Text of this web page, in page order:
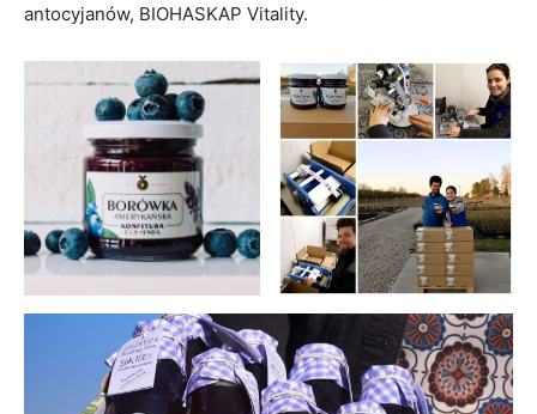
antocyjanów, BIOHASKAP Vitality.